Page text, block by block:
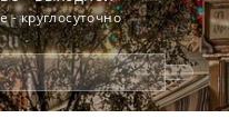
- круглосуточно